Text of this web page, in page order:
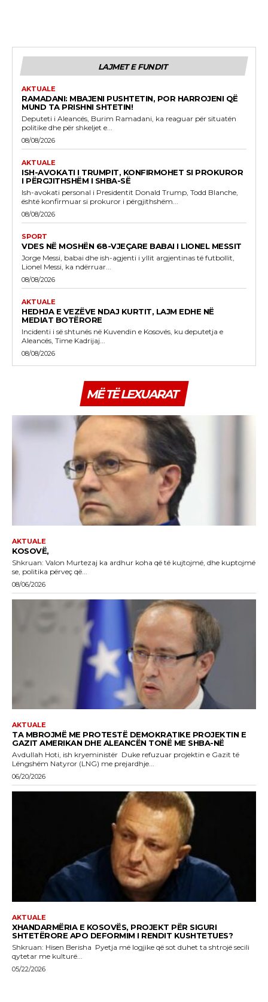
LAJMET E FUNDIT
AKTUALE
RAMADANI: MBAJENI PUSHTETIN, POR HARROJENI QË
MUND TA PRISHNI SHTETIN!
Deputeti i Aleancës, Burim Ramadani, ka reaguar për situatën
politike dhe për shkeljet e...
08/08/2026
AKTUALE
ISH-AVOKATI I TRUMPIT, KONFIRMOHET SI PROKUROR
I PËRGJITHSHËM I SHBA-SË
Ish-avokati personal i Presidentit Donald Trump, Todd Blanche,
është konfirmuar si prokuror i përgjithshëm...
08/08/2026
SPORT
VDES NË MOSHËN 68-VJEÇARE BABAI I LIONEL MESSIT
Jorge Messi, babai dhe ish-agjenti i yllit argjentinas të futbollit,
Lionel Messi, ka ndërruar...
08/08/2026
AKTUALE
HEDHJA E VEZËVE NDAJ KURTIT, LAJM EDHE NË
MEDIAT BOTËRORE
Incidenti i së shtunës në Kuvendin e Kosovës, ku deputetja e
Aleancës, Time Kadrijaj...
08/08/2026
MË TË LEXUARAT
AKTUALE
KOSOVË,
Shkruan: Valon Murtezaj ka ardhur koha që të kujtojmë, dhe kuptojmë
se, politika përveç që...
08/06/2026
AKTUALE
TA MBROJMË ME PROTESTË DEMOKRATIKE PROJEKTIN E
GAZIT AMERIKAN DHE ALEANCËN TONË ME SHBA-NË
Avdullah Hoti, ish kryeministër Duke refuzuar projektin e Gazit të
Lëngshëm Natyror (LNG) me prejardhje...
06/20/2026
AKTUALE
XHANDARMËRIA E KOSOVËS, PROJEKT PËR SIGURI
SHTETËRORE APO DEFORMIM I RENDIT KUSHTETUES?
Shkruan: Hisen Berisha Pyetja më logjike që sot duhet ta shtrojë secili
qytetar me kulturë...
05/22/2026